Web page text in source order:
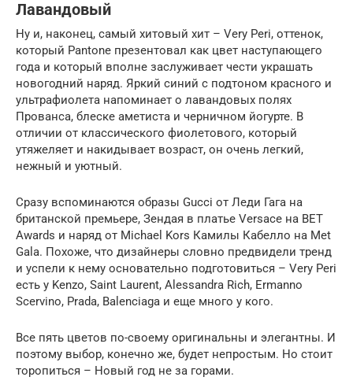
Лавандовый
Ну и, наконец, самый хитовый хит – Very Peri, оттенок,
который Pantone презентовал как цвет наступающего
года и который вполне заслуживает чести украшать
новогодний наряд. Яркий синий с подтоном красного и
ультрафиолета напоминает о лавандовых полях
Прованса, блеске аметиста и черничном йогурте. В
отличии от классического фиолетового, который
утяжеляет и накидывает возраст, он очень легкий,
нежный и уютный.
Сразу вспоминаются образы Gucci от Леди Гага на
британской премьере, Зендая в платье Versace на BET
Awards и наряд от Michael Kors Камилы Кабелло на Met
Gala. Похоже, что дизайнеры словно предвидели тренд
и успели к нему основательно подготовиться – Very Peri
есть у Kenzo, Saint Laurent, Alessandra Rich, Ermanno
Scervino, Prada, Balenciaga и еще много у кого.
Все пять цветов по-своему оригинальны и элегантны. И
поэтому выбор, конечно же, будет непростым. Но стоит
торопиться – Новый год не за горами.